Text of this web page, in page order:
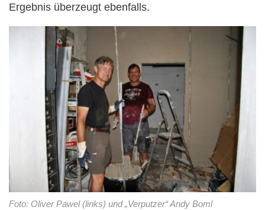
Ergebnis überzeugt ebenfalls.
Foto: Oliver Pawel (links) und „Verputzer“ Andy Boml